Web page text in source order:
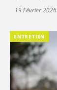
19 Février 2026
ENTRETIEN